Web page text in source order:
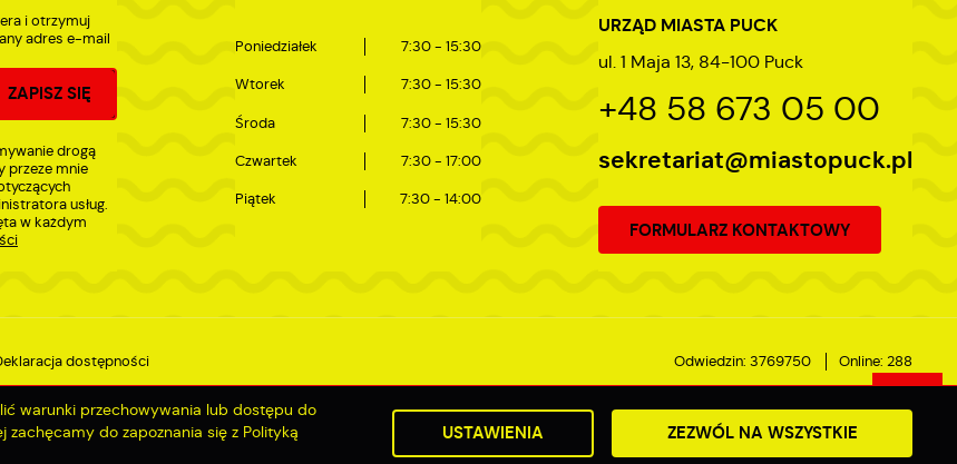
i otrzymuj
adres e-mail
drogą
przeze mnie
usług.
w każdym
Poniedziałek 7:30 - 15:30
Wtorek 7:30 - 15:30
Środa 7:30 - 15:30
Czwartek 7:30 - 17:00
Piątek 7:30 - 14:00
URZĄD MIASTA PUCK
ul. 1 Maja 13, 84-100 Puck
+48 58 673 05 00
sekretariat@miastopuck.pl
FORMULARZ KONTAKTOWY
dostępności Odwiedzin: 3769750 Online: 288
2ClickPortal®- Portale nowej generacji
DO GÓRY
warunki przechowywania lub dostępu do
do zapoznania się z Polityką
USTAWIENIA ZEZWÓL NA WSZYSTKIE